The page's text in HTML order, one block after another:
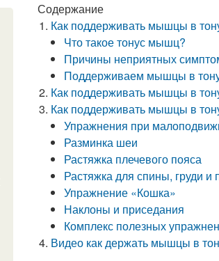
Содержание
Как поддерживать мышцы в
Что такое тонус мышц?
Причины неприятных
Поддерживаем мышцы в
Как поддерживать мышцы в
Как поддерживать мышцы в
Упражнения при
Разминка шеи
Растяжка плечевого пояса
Растяжка для спины, груди и
Упражнение «Кошка»
Наклоны и приседания
Комплекс полезных
Видео как держать мышцы в